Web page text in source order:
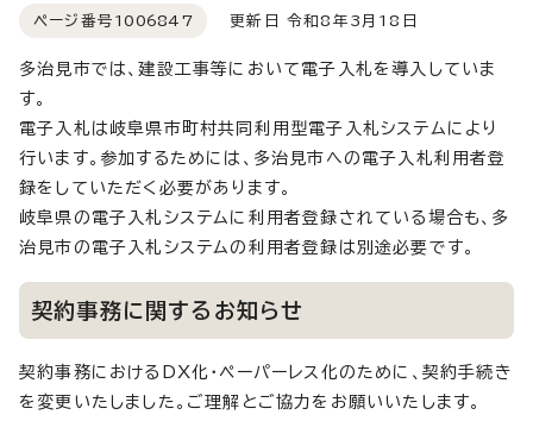
ページ番号 1006847 更新日 令和8年3月18日
多治見市では、建設工事等において電子入札を導入していま
す。
電子入札は岐阜県市町村共同利用型電子入札システムにより
行います。参加するためには、多治見市への電子入札利用者登
録をしていただく必要があります。
岐阜県の電子入札システムに利用者登録されている場合も、多
治見市の電子入札システムの利用者登録は別途必要です。
契約事務に関するお知らせ
契約事務におけるDX化・ペーパーレス化のために、契約手続き
を変更いたしました。ご理解とご協力をお願いいたします。